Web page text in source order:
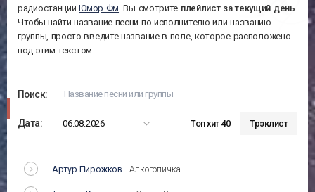
радиостанцииЮмор Фм . Вы смотрите плейлист затекущий день
Чтобы найти название песни по исполнителю или названию
группы, просто введите название в поле, которое расположено
под этим текстом.
Поиск:
Дата: 06.08.2026 Топ хит 40 Трэклист
Артур Пирожков - Алкоголичка